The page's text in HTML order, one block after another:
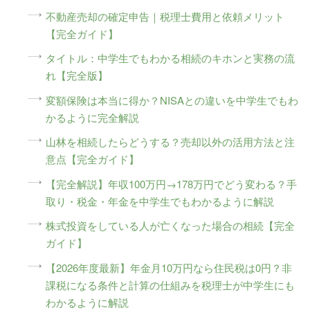
不動産売却の確定申告｜税理士費用と依頼メリット
【完全ガイド】
タイトル：中学生でもわかる相続のキホンと実務の流
れ【完全版】
変額保険は本当に得か？NISAとの違いを中学生でもわ
かるように完全解説
山林を相続したらどうする？売却以外の活用方法と注
意点【完全ガイド】
【完全解説】年収100万円→178万円でどう変わる？手
取り・税金・年金を中学生でもわかるように解説
株式投資をしている人が亡くなった場合の相続【完全
ガイド】
【2026年度最新】年金月10万円なら住民税は0円？非
課税になる条件と計算の仕組みを税理士が中学生にも
わかるように解説